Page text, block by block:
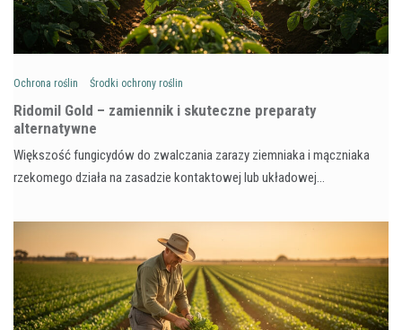
Ochrona roślin Środki ochrony roślin
Ridomil Gold – zamiennik i skuteczne preparaty
alternatywne
Większość fungicydów do zwalczania zarazy ziemniaka i mączniaka
rzekomego działa na zasadzie kontaktowej lub układowej…